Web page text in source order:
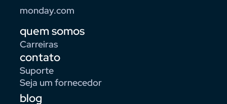
monday.com
quem somos
Carreiras
contato
Suporte
Seja um fornecedor
blog